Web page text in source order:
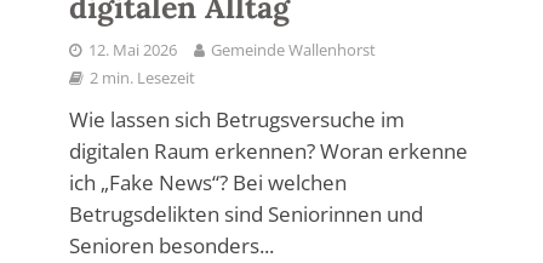
12. Mai 2026
Gemeinde Wallenhorst
2 min. Lesezeit
Wie lassen sich Betrugsversuche im
digitalen Raum erkennen? Woran erkenne
ich „Fake News“? Bei welchen
Betrugsdelikten sind Seniorinnen und
Senioren besonders...